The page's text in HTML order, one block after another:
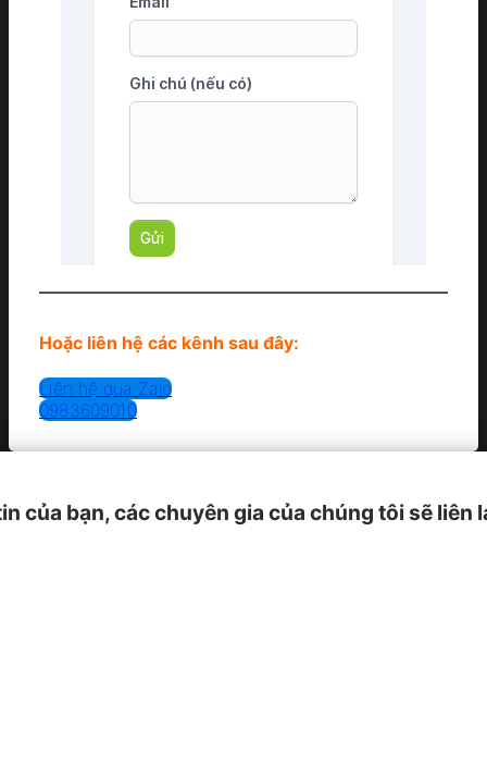
Hoặc liên hệ các kênh sau đây:
Liên hệ qua Zalo
0983609010
của bạn, các chuyên gia của chúng tôi sẽ liên